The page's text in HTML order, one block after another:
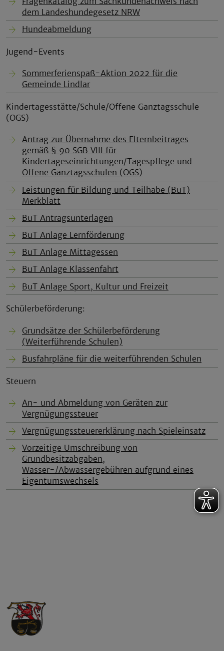
dem Landeshundegesetz NRW
Hundeabmeldung
Jugend-Events
Sommerferienspaß-Aktion 2022 für die
Gemeinde Lindlar
Kindertagesstätte/Schule/Offene Ganztagsschule
(OGS)
Antrag zur Übernahme des Elternbeitrages
gemäß § 90 SGB VIII für
Kindertageseinrichtungen/Tagespflege und
Offene Ganztagsschulen (OGS)
Leistungen für Bildung und Teilhabe (BuT)
Merkblatt
BuT Antragsunterlagen
BuT Anlage Lernförderung
BuT Anlage Mittagessen
BuT Anlage Klassenfahrt
BuT Anlage Sport, Kultur und Freizeit
Schülerbeförderung:
Grundsätze der Schülerbeförderung
(Weiterführende Schulen)
Busfahrpläne für die weiterführenden Schulen
Steuern
An- und Abmeldung von Geräten zur
Vergnügungssteuer
Vergnügungssteuererklärung nach Spieleinsatz
Vorzeitige Umschreibung von
Grundbesitzabgaben,
Wasser-/Abwassergebühren aufgrund eines
Eigentumswechsels